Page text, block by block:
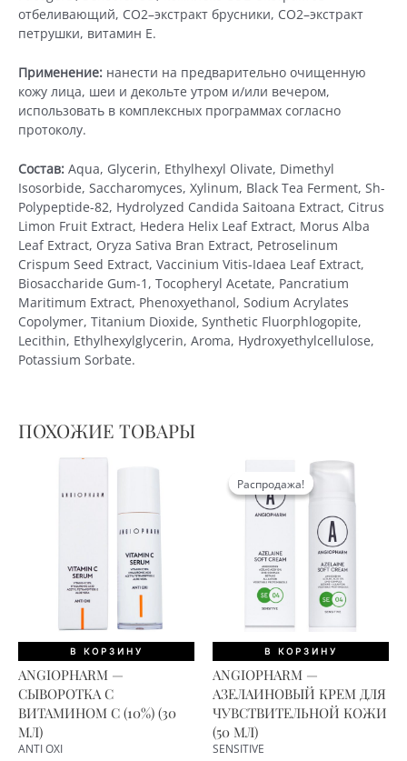
отбеливающий, СО2–экстракт брусники, СО2–экстракт
петрушки, витамин Е.
Применение: нанести на предварительно очищенную
кожу лица, шеи и декольте утром и/или вечером,
использовать в комплексных программах согласно
протоколу.
Состав: Aqua, Glycerin, Ethylhexyl Olivate, Dimethyl
Isosorbide, Saccharomyces, Xylinum, Black Tea Ferment, Sh-
Polypeptide-82, Hydrolyzed Candida Saitoana Extract, Citrus
Limon Fruit Extract, Hedera Helix Leaf Extract, Morus Alba
Leaf Extract, Oryza Sativa Bran Extract, Petroselinum
Сrispum Seed Extract, Vaccinium Vitis-Idaea Leaf Extract,
Biosaccharide Gum-1, Tocopheryl Acetate, Pancratium
Maritimum Extract, Phenoxyethanol, Sodium Acrylates
Copolymer, Titanium Dioxide, Synthetic Fluorphlogopite,
Lecithin, Ethylhexylglycerin, Aroma, Hydroxyethylcellulose,
Potassium Sorbate.
ПОХОЖИЕ ТОВАРЫ
В КОРЗИНУ
ANGIOPHARM —
СЫВОРОТКА С
ВИТАМИНОМ С (10%) (30
МЛ)
ANTI OXI
Распродажа!
Распродажа!
В КОРЗИНУ
ANGIOPHARM —
АЗЕЛАИНОВЫЙ КРЕМ ДЛЯ
ЧУВСТВИТЕЛЬНОЙ КОЖИ
(50 МЛ)
SENSITIVE